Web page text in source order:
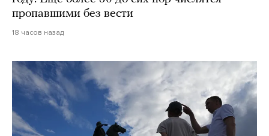
пропавшими без вести
18 часов назад